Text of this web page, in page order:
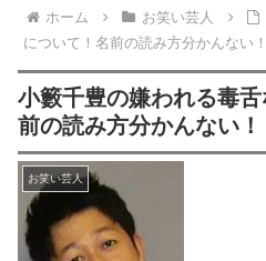
ホーム お笑い芸人
について！名前の読み方分かんない！
小籔千豊の嫌われる毒
前の読み方分かんない！
お笑い芸人